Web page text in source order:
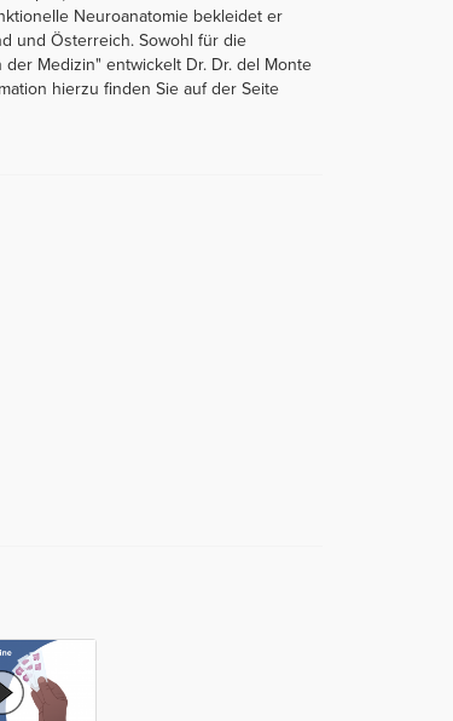
Neuroanatomie bekleidet er
und Österreich. Sowohl für die
Medizin" entwickelt Dr. Dr. del Monte
hierzu finden Sie auf der Seite